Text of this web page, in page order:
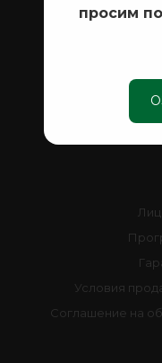
Условия
Соглашение на
просим